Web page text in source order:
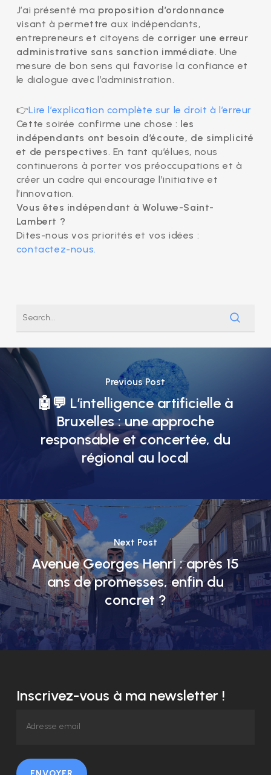
J’ai présenté ma proposition d’ordonnance
visant à permettre aux indépendants,
entrepreneurs et citoyens de corriger une erreur
administrative sans sanction immédiate. Une
mesure de bon sens qui favorise la confiance et
le dialogue avec l’administration.
👉Lire l’explication complète sur le droit à l’erreur
Cette soirée confirme une chose : les
indépendants ont besoin d’écoute, de simplicité
et de perspectives. En tant qu’élues, nous
continuerons à porter vos préoccupations et à
créer un cadre qui encourage l’initiative et
l’innovation.
Vous êtes indépendant à Woluwe-Saint-
Lambert ?
Dites-nous vos priorités et vos idées :
contactez-nous.
Previous Post
🤖💬 L’intelligence artificielle à
Bruxelles : une approche
responsable et concertée, du
régional au local
Next Post
Avenue Georges Henri : après 15
ans de promesses, enfin du
concret ?
Inscrivez-vous à ma newsletter !